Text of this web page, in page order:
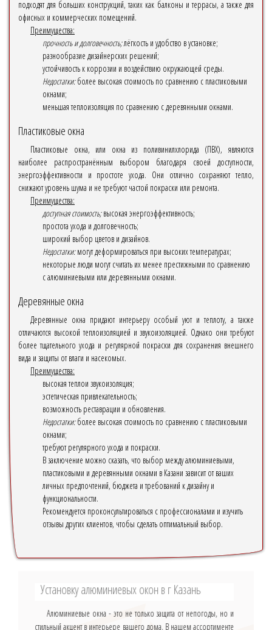
подходят для больших конструкций, таких как балконы и террасы, а также для
офисных и коммерческих помещений.
Преимущества:
прочность и долговечность;лёгкость и удобство в установке;
разнообразие дизайнерских решений;
устойчивость к коррозии и воздействию окружающей среды.
Недостатки:более высокая стоимость по сравнению с пластиковыми
окнами;
меньшая теплоизоляция по сравнению с деревянными окнами.
Пластиковые окна
Пластиковые окна, или окна из поливинилхлорида (ПВХ), являются
наиболее распространённым выбором благодаря своей доступности,
энергоэффективности и простоте ухода. Они отлично сохраняют тепло,
снижают уровень шума и не требуют частой покраски или ремонта.
Преимущества:
доступная стоимость;высокая энергоэффективность;
простота ухода и долговечность;
широкий выбор цветов и дизайнов.
Недостатки:могут деформироваться при высоких температурах;
некоторые люди могут считать их менее престижными по сравнению
с алюминиевыми или деревянными окнами.
Деревянные окна
Деревянные окна придают интерьеру особый уют и теплоту, а также
отличаются высокой теплоизоляцией и звукоизоляцией. Однако они требуют
более тщательного ухода и регулярной покраски для сохранения внешнего
вида и защиты от влаги и насекомых.
Преимущества:
высокая теплои звукоизоляция;
эстетическая привлекательность;
возможность реставрации и обновления.
Недостатки:более высокая стоимость по сравнению с пластиковыми
окнами;
требуют регулярного ухода и покраски.
В заключение можно сказать, что выбор между алюминиевыми,
пластиковыми и деревянными окнами в Казани зависит от ваших
личных предпочтений, бюджета и требований к дизайну и
функциональности.
Рекомендуется проконсультироваться с профессионалами и изучить
отзывы других клиентов, чтобы сделать оптимальный выбор.
Установку алюминиевых окон в г Казань
Алюминиевые окна - это не только защита от непогоды, но и
стильный акцент в интерьере вашего дома. В нашем ассортименте